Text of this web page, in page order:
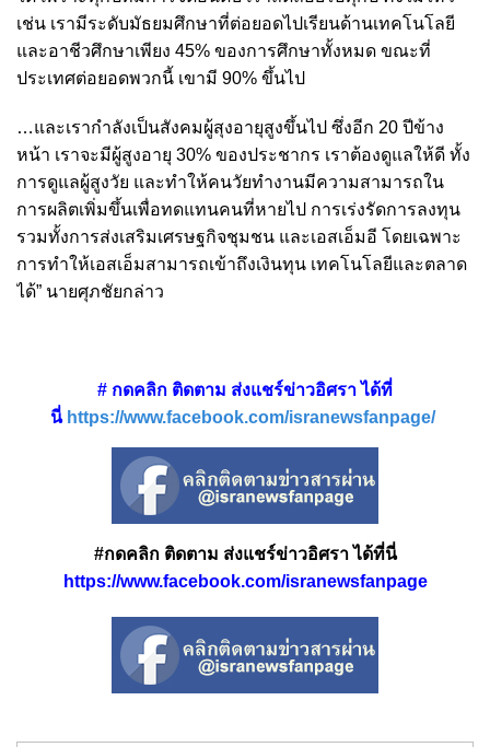
เช่น เรามีระดับมัธยมศึกษาที่ต่อยอดไปเรียนด้านเทคโนโลยี
และอาชีวศึกษาเพียง 45% ของการศึกษาทั้งหมด ขณะที่
ประเทศต่อยอดพวกนี้ เขามี 90% ขึ้นไป
…และเรากำลังเป็นสังคมผู้สุงอายุสูงขึ้นไป ซึ่งอีก 20 ปีข้าง
หน้า เราจะมีผู้สูงอายุ 30% ของประชากร เราต้องดูแลให้ดี ทั้ง
การดูแลผู้สูงวัย และทำให้คนวัยทำงานมีความสามารถใน
การผลิตเพิ่มขึ้นเพื่อทดแทนคนที่หายไป การเร่งรัดการลงทุน
รวมทั้งการส่งเสริมเศรษฐกิจชุมชน และเอสเอ็มอี โดยเฉพาะ
การทำให้เอสเอ็มสามารถเข้าถึงเงินทุน เทคโนโลยีและตลาด
ได้” นายศุภชัยกล่าว
# กดคลิก ติดตาม ส่งแชร์ข่าวอิศรา ได้ที่
นี่ https://www.facebook.com/isranewsfanpage/
#กดคลิก ติดตาม ส่งแชร์ข่าวอิศรา ได้ที่นี่
https://www.facebook.com/isranewsfanpage